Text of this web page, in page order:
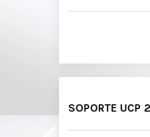
SOPORTE UCP